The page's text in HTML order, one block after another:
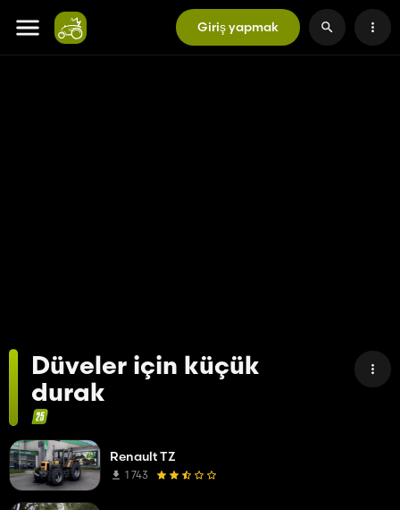
Giriş yapmak
Düveler için küçük
durak
Renault TZ
1 743